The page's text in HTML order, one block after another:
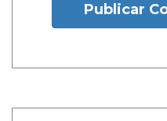
Publicar